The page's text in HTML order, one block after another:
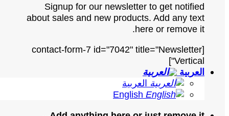
Signup for our newsletter to get notified
about sales and new products. Add any text
here or remove it.
[contact-form-7 id="7042" title="Newsletter
Vertical"]
العربية
العربية